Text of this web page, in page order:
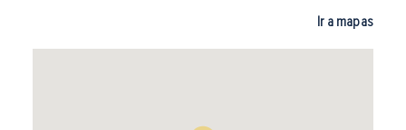
Ir a mapas